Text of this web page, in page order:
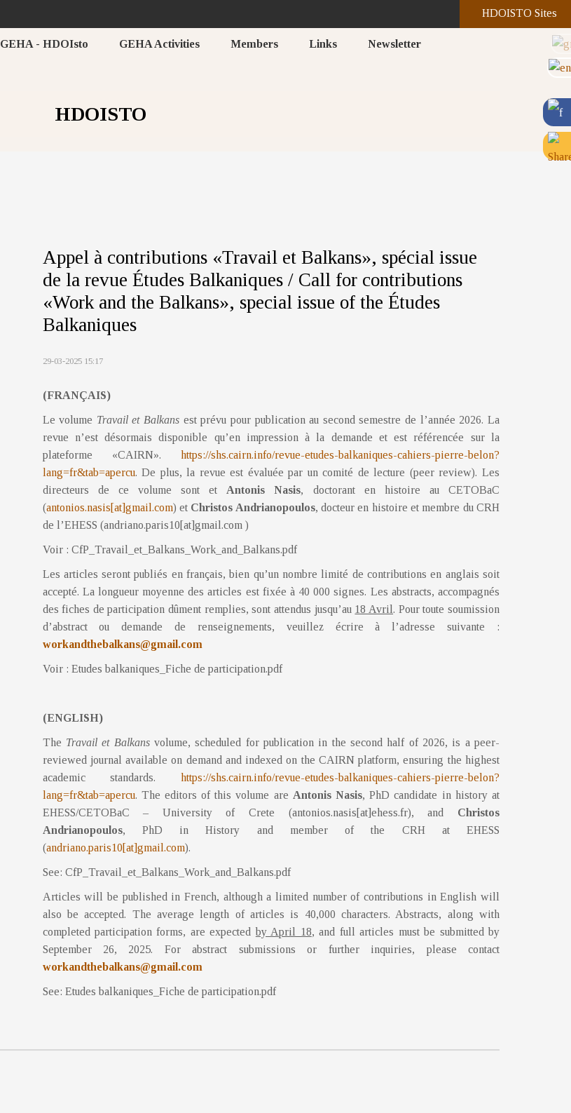
HDOISTO Sites
GEHA - HDOIsto GEHA Activities Members Links Newsletter
HDOISTO
Appel à contributions «Travail et Balkans», spécial issue
de la revue Études Balkaniques / Call for contributions
«Work and the Balkans», special issue of the Études
Balkaniques
29-03-2025 15:17
(FRANÇAIS)
Le volume Travail et Balkans est prévu pour publication au second semestre de l’année 2026. La
revue n’est désormais disponible qu’en impression à la demande et est référencée sur la
plateforme «CAIRN». https://shs.cairn.info/revue-etudes-balkaniques-cahiers-pierre-belon?
lang=fr&tab=apercu. De plus, la revue est évaluée par un comité de lecture (peer review). Les
directeurs de ce volume sont et Antonis Nasis, doctorant en histoire au CETOBaC
(antonios.nasis[at]gmail.com) et Christos Andrianopoulos, docteur en histoire et membre du CRH
de l’EHESS (andriano.paris10[at]gmail.com )
Voir : CfP_Travail_et_Balkans_Work_and_Balkans.pdf
Les articles seront publiés en français, bien qu’un nombre limité de contributions en anglais soit
accepté. La longueur moyenne des articles est fixée à 40 000 signes. Les abstracts, accompagnés
des fiches de participation dûment remplies, sont attendus jusqu’au 18 Avril . Pour toute soumission
d’abstract ou demande de renseignements, veuillez écrire à l’adresse suivante :
workandthebalkans@gmail.com
Voir : Etudes balkaniques_Fiche de participation.pdf
(ENGLISH)
The Travail et Balkansvolume, scheduled for publication in the second half of 2026, is a peer-
reviewed journal available on demand and indexed on the CAIRN platform, ensuring the highest
academic standards. https://shs.cairn.info/revue-etudes-balkaniques-cahiers-pierre-belon?
lang=fr&tab=apercu. The editors of this volume are Antonis Nasis, PhD candidate in history at
EHESS/CETOBaC – University of Crete (antonios.nasis[at]ehess.fr), and Christos
Andrianopoulos, PhD in History and member of the CRH at EHESS
(andriano.paris10[at]gmail.com).
See: CfP_Travail_et_Balkans_Work_and_Balkans.pdf
Articles will be published in French, although a limited number of contributions in English will
also be accepted. The average length of articles is 40,000 characters. Abstracts, along with
completed participation forms, are expectedby April 18, and full articles must be submitted by
September 26, 2025. For abstract submissions or further inquiries, please contact
workandthebalkans@gmail.com
See: Etudes balkaniques_Fiche de participation.pdf